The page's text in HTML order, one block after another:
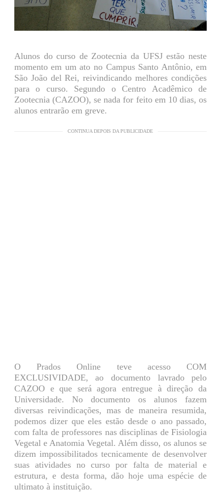
Alunos do curso de Zootecnia da UFSJ estão neste
momento em um ato no Campus Santo Antônio, em
São João del Rei, reivindicando melhores condições
para o curso. Segundo o Centro Acadêmico de
Zootecnia (CAZOO), se nada for feito em 10 dias, os
alunos entrarão em greve.
CONTINUA DEPOIS DA PUBLICIDADE
O Prados Online teve acesso COM
EXCLUSIVIDADE, ao documento lavrado pelo
CAZOO e que será agora entregue à direção da
Universidade. No documento os alunos fazem
diversas reivindicações, mas de maneira resumida,
podemos dizer que eles estão desde o ano passado,
com falta de professores nas disciplinas de Fisiologia
Vegetal e Anatomia Vegetal. Além disso, os alunos se
dizem impossibilitados tecnicamente de desenvolver
suas atividades no curso por falta de material e
estrutura, e desta forma, dão hoje uma espécie de
ultimato à instituição.